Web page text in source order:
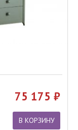
75 175
В КОРЗИНУ